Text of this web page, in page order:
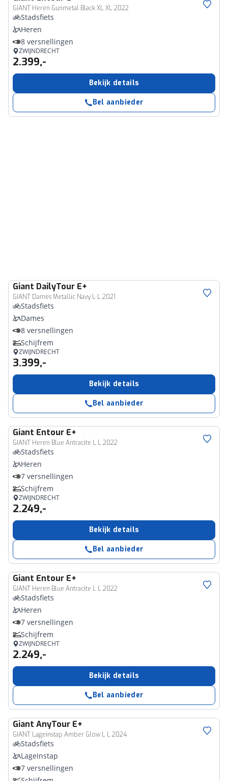
GIANT Heren Gunmetal Black XL XL 2022
Stadsfiets
Heren
8 versnellingen
ZWIJNDRECHT
2.399,-
Bekijk details
Bel aanbieder
Giant DailyTour E+
GIANT Dames Metallic Navy L L 2021
Stadsfiets
Dames
8 versnellingen
Schijfrem
ZWIJNDRECHT
3.399,-
Bekijk details
Bel aanbieder
Giant Entour E+
GIANT Heren Blue Antracite L L 2022
Stadsfiets
Heren
7 versnellingen
Schijfrem
ZWIJNDRECHT
2.249,-
Bekijk details
Bel aanbieder
Giant Entour E+
GIANT Heren Blue Antracite L L 2022
Stadsfiets
Heren
7 versnellingen
Schijfrem
ZWIJNDRECHT
2.249,-
Bekijk details
Bel aanbieder
Giant AnyTour E+
GIANT Lageinstap Amber Glow L L 2024
Stadsfiets
LageInstap
7 versnellingen